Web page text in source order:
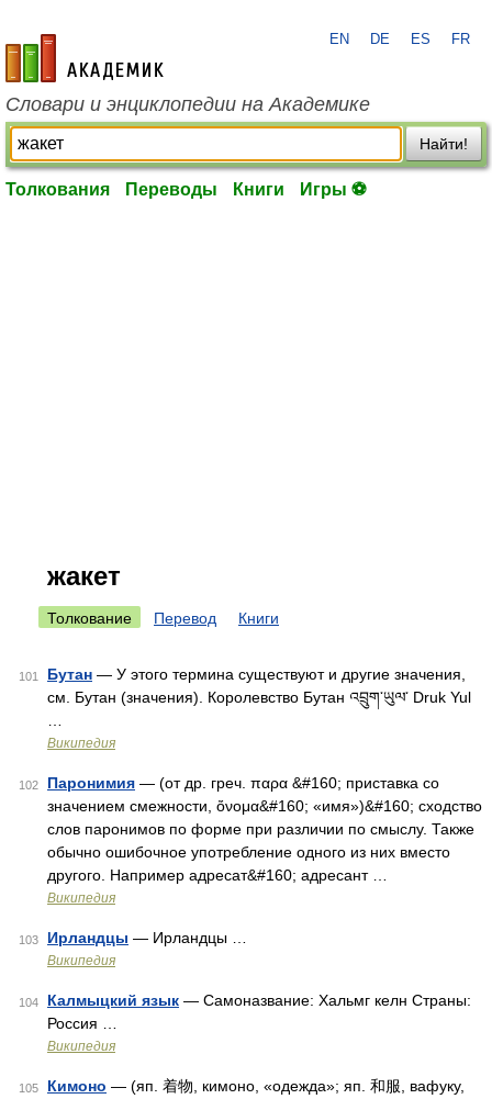
academic.ru
EN DE ES FR
Словари и энциклопедии на Академике
Найти!
Толкования Переводы Книги Игры ⚽
жакет
Толкование Перевод Книги
101 Бутан — У этого термина существуют и другие значения,
см. Бутан (значения). Королевство Бутан འབྲུག་ཡུལ་ Druk Yul
Википедия
102 Паронимия — (от др. греч. παρα &#160; приставка со
значением смежности, ὄνομα&#160; «имя»)&#160; сходство
слов паронимов по форме при различии по смыслу. Также
обычно ошибочное употребление одного из них вместо
другого. Например адресат&#160; адресант …
Википедия
103 Ирландцы — Ирландцы …
Википедия
104 Калмыцкий язык — Самоназвание: Хальмг келн Страны:
Россия …
Википедия
105 Кимоно — (яп. 着物, кимоно, «одежда»; яп. 和服, вафуку,